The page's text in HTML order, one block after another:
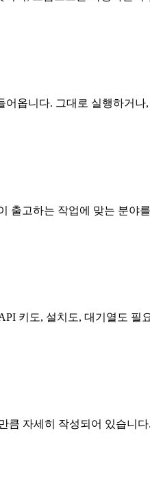
옵니다. 그대로 실행하거
출고하는 작업에 맞는 분야
키도, 설치도, 대기열도 필
큼 자세히 작성되어 있습니